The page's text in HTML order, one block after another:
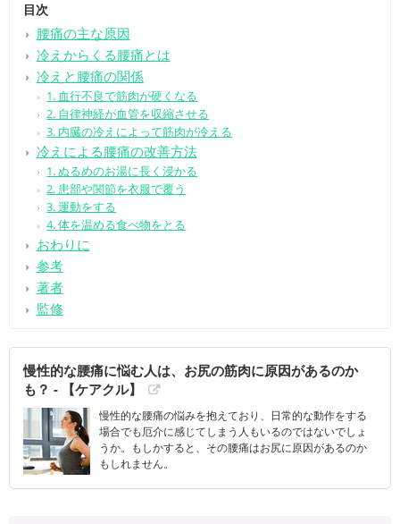
目次
腰痛の主な原因
冷えからくる腰痛とは
冷えと腰痛の関係
1. 血行不良で筋肉が硬くなる
2. 自律神経が血管を収縮させる
3. 内臓の冷えによって筋肉が冷える
冷えによる腰痛の改善方法
1. ぬるめのお湯に長く浸かる
2. 患部や関節を衣服で覆う
3. 運動をする
4. 体を温める食べ物をとる
おわりに
参考
著者
監修
慢性的な腰痛に悩む人は、お尻の筋肉に原因があるのか
も？ - 【ケアクル】
慢性的な腰痛の悩みを抱えており、日常的な動作をする
場合でも厄介に感じてしまう人もいるのではないでしょ
うか。もしかすると、その腰痛はお尻に原因があるのか
もしれません。